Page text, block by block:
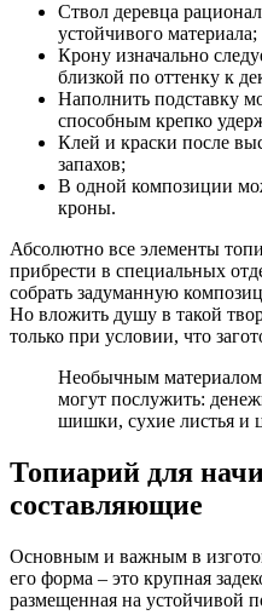
Ствол деревца
устойчивого материала;
Крону изначально
близкой по оттенку к
Наполнить подставку
способным крепко
Клей и краски после
запахов;
В одной композиции
кроны.
Абсолютно все элементы
прибрести в специальных
собрать задуманную
Но вложить душу в такой
только при условии, что
Необычным
могут послужить:
шишки, сухие листья и
Топиарий для
составляющие
Основным и важным в
его форма – это крупная
размещенная на устойчивой